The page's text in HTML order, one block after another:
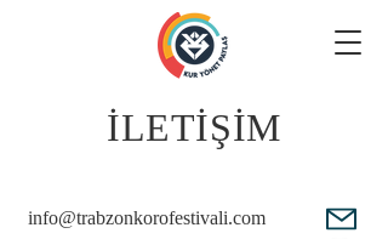
İLETİŞİM
info@trabzonkorofestivali.com